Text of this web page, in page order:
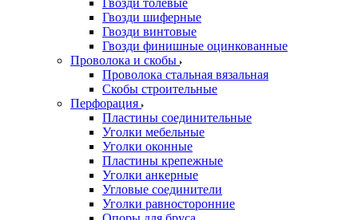
Гвозди толевые
Гвозди шиферные
Гвозди винтовые
Гвозди финишные оцинкованные
Проволока и скобы
Проволока стальная вязальная
Скобы строительные
Перфорация
Пластины соединительные
Уголки мебельные
Уголки оконные
Пластины крепежные
Уголки анкерные
Угловые соединители
Уголки равносторонние